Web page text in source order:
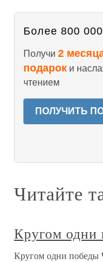
Более 800 000
Получи 2
подарок и
чтением
ПОЛУЧИТЬ
Читайте
Кругом одни
Кругом одни победы